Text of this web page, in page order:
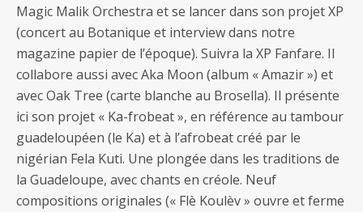
Magic Malik Orchestra et se lancer dans son projet XP
(concert au Botanique et interview dans notre
magazine papier de l’époque). Suivra la XP Fanfare. Il
collabore aussi avec Aka Moon (album « Amazir ») et
avec Oak Tree (carte blanche au Brosella). Il présente
ici son projet « Ka-frobeat », en référence au tambour
guadeloupéen (le Ka) et à l’afrobeat créé par le
nigérian Fela Kuti. Une plongée dans les traditions de
la Guadeloupe, avec chants en créole. Neuf
compositions originales (« Flè Koulèv » ouvre et ferme